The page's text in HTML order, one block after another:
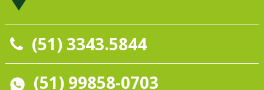
(51) 3343.5844
(51) 99858-0703